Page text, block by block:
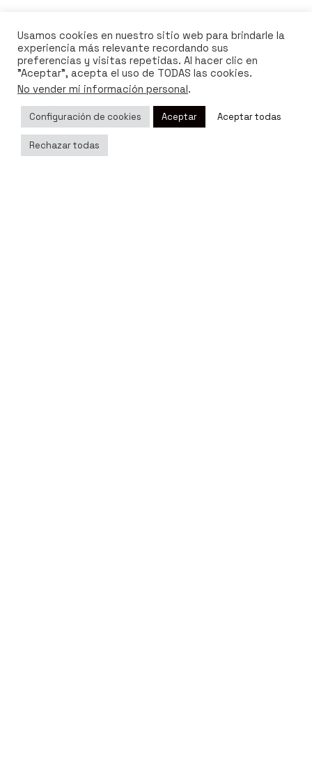
Usamos cookies en nuestro sitio web para brindarle la
experiencia más relevante recordando sus
preferencias y visitas repetidas. Al hacer clic en
"Aceptar", acepta el uso de TODAS las cookies.
No vender mi información personal.
Configuración de cookies Aceptar Aceptar todas
Rechazar todas